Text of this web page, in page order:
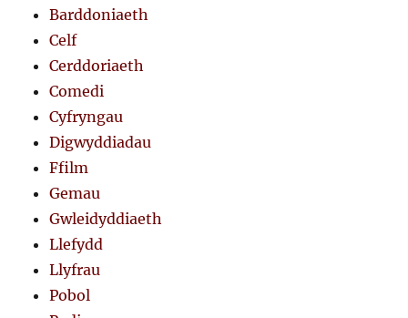
Barddoniaeth
Celf
Cerddoriaeth
Comedi
Cyfryngau
Digwyddiadau
Ffilm
Gemau
Gwleidyddiaeth
Llefydd
Llyfrau
Pobol